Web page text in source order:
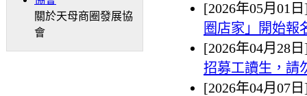
關於天母商圈發展協
會
[2026年05月01
圈店家」開始報
[2026年04月28
招募工讀生，請
[2026年04月07